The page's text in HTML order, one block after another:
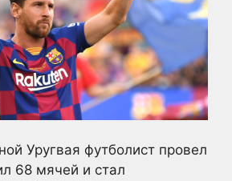
Уругвая футболист провел
68 мячей и стал